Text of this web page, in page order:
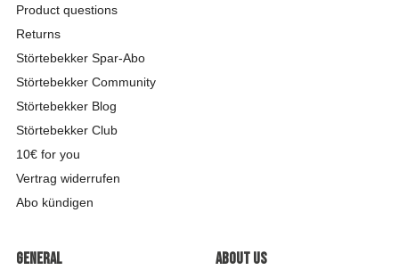
Product questions
Returns
Störtebekker Spar-Abo
Störtebekker Community
Störtebekker Blog
Störtebekker Club
10€ for you
Vertrag widerrufen
Abo kündigen
General About us